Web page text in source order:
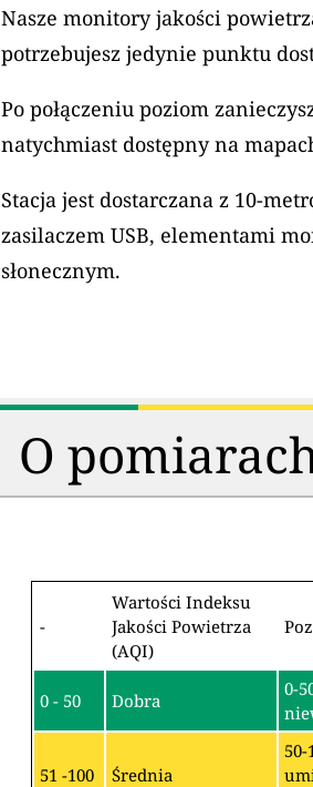
Nasze monitory jakości
potrzebujesz jedynie punktu
Po połączeniu poziom
natychmiast dostępny na
Stacja jest dostarczana z 10-
zasilaczem USB, elementami
słonecznym.
O
-
Wartości Indeksu
Jakości Powietrza
(AQI)
0 - 50 Dobra
0-
51 -100 Średnia